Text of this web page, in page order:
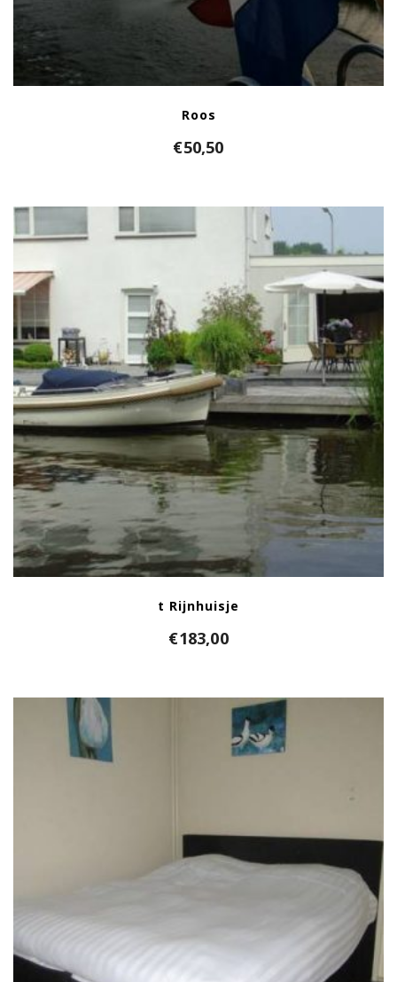
Roos
€50,50
t Rijnhuisje
€183,00